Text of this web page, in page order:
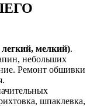
мелкий).
небольших
Ремонт обшивки
шпаклевка,